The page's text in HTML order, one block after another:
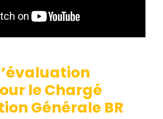
le Chargé
Générale BR